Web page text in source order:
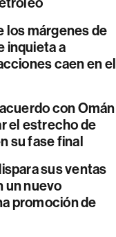
los márgenes de
inquieta a
caen en el
con Omán
el estrecho de
su fase final
sus ventas
un nuevo
promoción de